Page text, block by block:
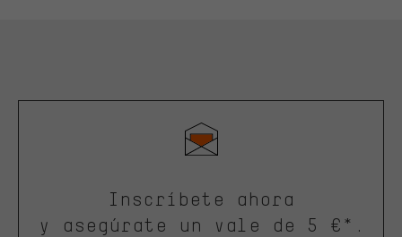
Inscríbete ahora
y asegúrate un vale de 5 €*.